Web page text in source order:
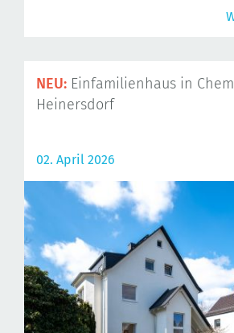
NEU: Einfamilienhaus in
Heinersdorf
02. April 2026